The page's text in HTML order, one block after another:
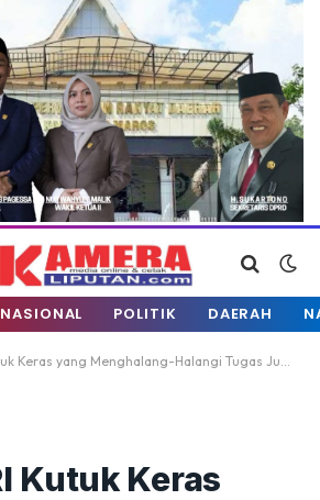
NASIONAL POLITIK DAERAH
yang Menghalang-Halangi Tugas Jurnalistik yang Terjadi di Toko Bintang
Kutuk Keras